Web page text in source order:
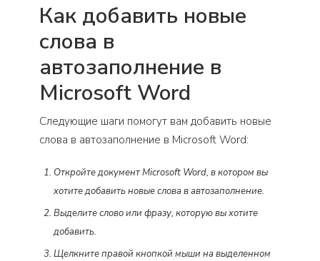
Как добавить новые
слова в
автозаполнение в
Microsoft Word
Следующие шаги помогут вам добавить новые
слова в автозаполнение в Microsoft Word:
Откройте документ Microsoft Word, в котором вы
хотите добавить новые слова в автозаполнение.
Выделите слово или фразу, которую вы хотите
добавить.
Щелкните правой кнопкой мыши на выделенном